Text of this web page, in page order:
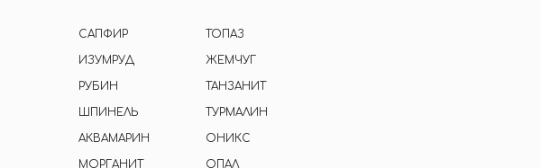
САПФИР
ИЗУМРУД
ШПИНЕЛЬ
РУБИН
АКВАМАРИН
МОРГАНИТ
ТОПАЗ
ЖЕМЧУГ
ТУРМАЛИН
ТАНЗАНИТ
ОНИКС
ОПАЛ